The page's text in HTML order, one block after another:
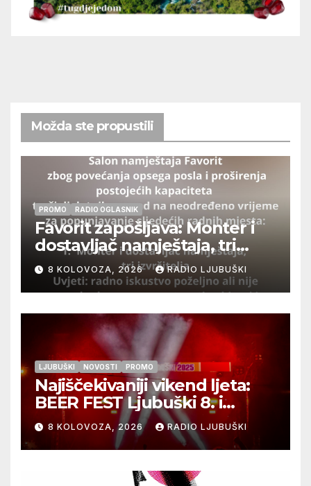
Možda ste propustili
PROMO RADIO OGLASNIK
Favorit zapošljava: Monter i
dostavljač namještaja, tri
izvršitelja
8 KOLOVOZA, 2026 RADIO LJUBUŠKI
LJUBUŠKI NOVOSTI PROMO
Najiščekivaniji vikend ljeta:
BEER FEST Ljubuški 8. i
9.kolovoza
8 KOLOVOZA, 2026 RADIO LJUBUŠKI